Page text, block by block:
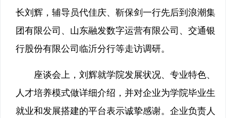
长刘辉，辅导员代佳庆、靳保剑一行先后到浪潮集
团有限公司、山东融发数字运营有限公司、交通银
行股份有限公司临沂分行等走访调研。
座谈会上，刘辉就学院发展状况、专业特色、
人才培养模式做详细介绍，并对企业为学院毕业生
就业和发展搭建的平台表示诚挚感谢。企业负责人